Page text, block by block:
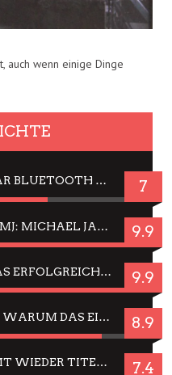
auch wenn einige Dinge
JBL TUNE 720BT: OVER EAR BLUETOOTH KOPFHÖRER UM DIE 50,-€ IM DAUER-TEST 7
WEGEN DES ERFOLGES – MJ: MICHAEL JACKSON MUSICAL IN EINER MATINEE SEHEN 9.9
JELLYFISH HAMBURG: DAS ERFOLGREICHE SOMMER-MENÜ 2025 IN GEFÜHLEN UND BILDERN 9.9
CÉSAR FÜR JIM CARREY? WARUM DAS EINER DER NERVIGSTEN ACTORS IST UND BLEIBT 8.9
JING JING: IN-THAI RÄUMT WIEDER TITEL AB – EIN ZWEI-STUNDEN-ERLEBNISBERICHT 7.4